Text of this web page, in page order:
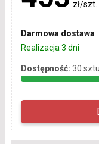
zł/szt.
Darmowa dostawa
Realizacja 3 dni
Dostępność: 30